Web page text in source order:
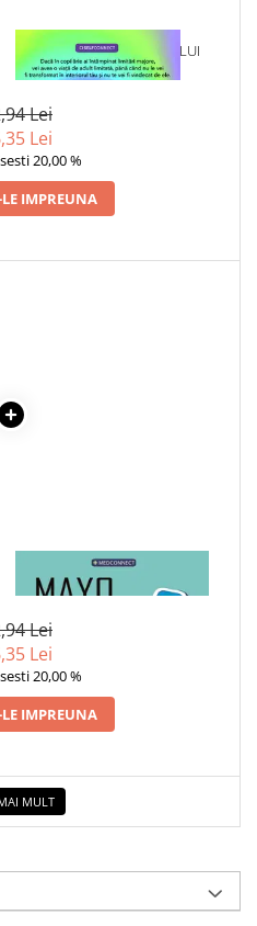
1 x VINDECAREA COPILULUI
INTERIOR
Lei
Lei
20,00 %
IMPREUNA
1 x MAYO CLINIC. CARTEA
ESENTIALA DESPRE DIABETUL
Lei
Lei
20,00 %
IMPREUNA
MULT